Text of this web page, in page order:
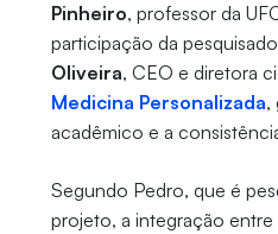
Pinheiro, professor da
participação da
Oliveira, CEO e diretora
Medicina Personalizada,
acadêmico e a
Segundo Pedro, que é
projeto, a integração